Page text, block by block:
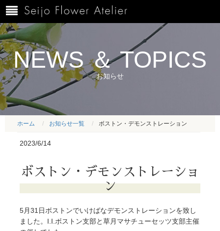
NEWS ＆ TOPICS
お知らせ
ホーム お知らせ一覧 ボストン・デモンストレーション
2023/6/14
ボストン・デモンストレーショ
ン
5月31日ボストンでいけばなデモンストレーションを致し
ました。I.I.ボストン支部と草月マサチューセッツ支部主催